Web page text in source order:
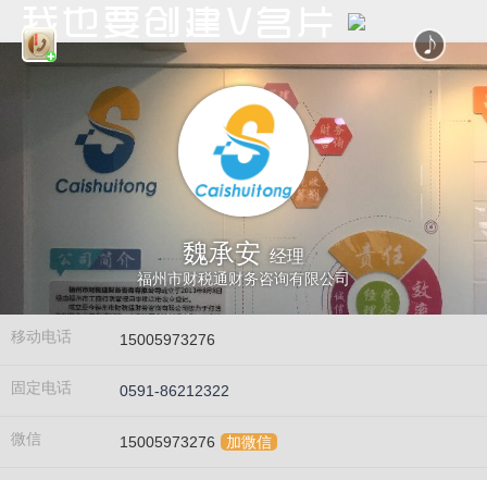
魏承安 经理
福州市财税通财务咨询有限公司
移动电话 15005973276
固定电话 0591-86212322
微信 15005973276 加微信